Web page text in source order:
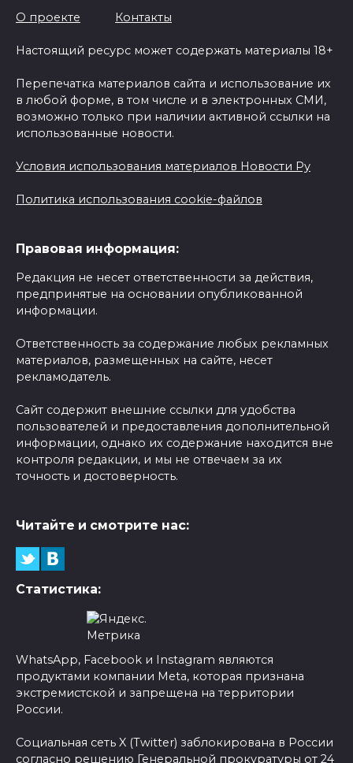
О проекте Контакты
Настоящий ресурс может содержать материалы 18+
Перепечатка материалов сайта и использование их
в любой форме, в том числе и в электронных СМИ,
возможно только при наличии активной ссылки на
использованные новости.
Условия использования материалов Новости Ру
Политика использования cookie-файлов
Правовая информация:
Редакция не несет ответственности за действия,
предпринятые на основании опубликованной
информации.
Ответственность за содержание любых рекламных
материалов, размещенных на сайте, несет
рекламодатель.
Сайт содержит внешние ссылки для удобства
пользователей и предоставления дополнительной
информации, однако их содержание находится вне
контроля редакции, и мы не отвечаем за их
точность и достоверность.
Читайте и смотрите нас:
Статистика:
WhatsApp, Facebook и Instagram являются
продуктами компании Meta, которая признана
экстремистской и запрещена на территории
России.
Социальная сеть X (Twitter) заблокирована в России
согласно решению Генеральной прокуратуры от 24